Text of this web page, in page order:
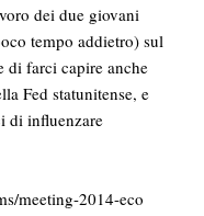
dei due giovani
tempo addietro) sul
di farci capire anche
Fed statunitense, e
di influenzare
meeting-2014-eco